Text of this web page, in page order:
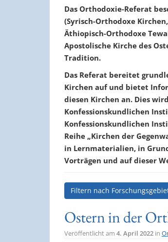
Das Orthodoxie-Referat
(Syrisch-Orthodoxe
Äthiopisch-Orthodoxe
Apostolische Kirche des
Tradition.
Das Referat bereitet
Kirchen auf und bietet
diesen Kirchen an. Dies
Konfessionskundlichen
Konfessionskundlichen
Reihe „Kirchen der
in Lernmaterialien, in
Vorträgen und auf dieser
Filtern nach
Ostern in der
Veröffentlicht am 4. April 2022 in